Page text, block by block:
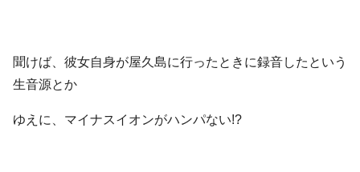
聞けば、彼女自身が屋久島に行ったときに録音したという
生音源とか
ゆえに、マイナスイオンがハンパない!?